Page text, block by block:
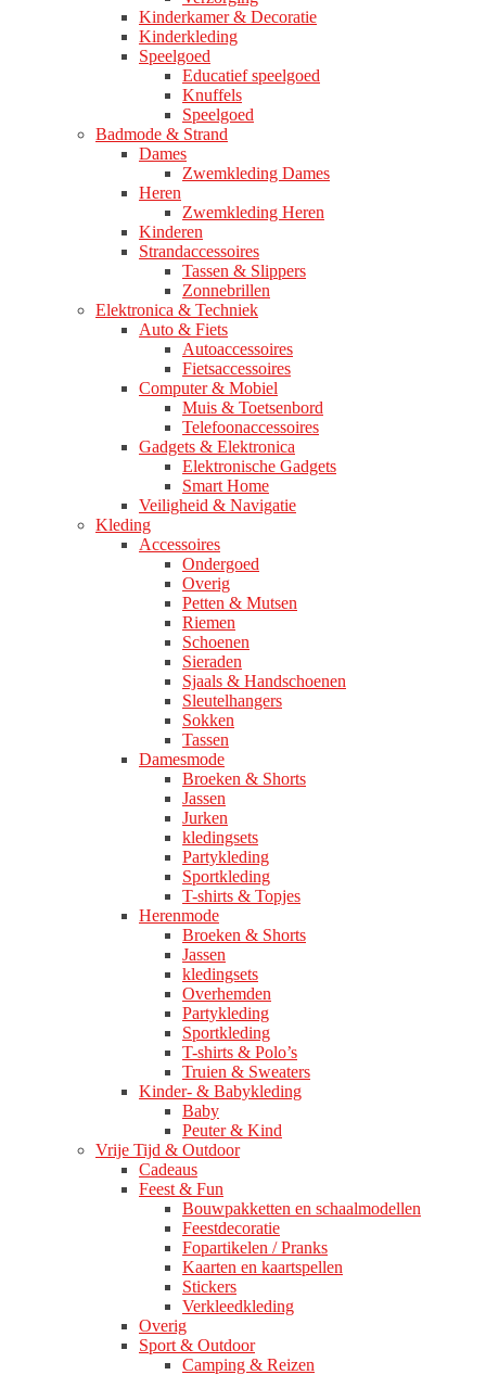
Kinderkamer & Decoratie
Kinderkleding
Speelgoed
Educatief speelgoed
Knuffels
Speelgoed
Badmode & Strand
Dames
Zwemkleding Dames
Heren
Zwemkleding Heren
Kinderen
Strandaccessoires
Tassen & Slippers
Zonnebrillen
Elektronica & Techniek
Auto & Fiets
Autoaccessoires
Fietsaccessoires
Computer & Mobiel
Muis & Toetsenbord
Telefoonaccessoires
Gadgets & Elektronica
Elektronische Gadgets
Smart Home
Veiligheid & Navigatie
Kleding
Accessoires
Ondergoed
Overig
Petten & Mutsen
Riemen
Schoenen
Sieraden
Sjaals & Handschoenen
Sleutelhangers
Sokken
Tassen
Damesmode
Broeken & Shorts
Jassen
Jurken
kledingsets
Partykleding
Sportkleding
T-shirts & Topjes
Herenmode
Broeken & Shorts
Jassen
kledingsets
Overhemden
Partykleding
Sportkleding
T-shirts & Polo’s
Truien & Sweaters
Kinder- & Babykleding
Baby
Peuter & Kind
Vrije Tijd & Outdoor
Cadeaus
Feest & Fun
Bouwpakketten en schaalmodellen
Feestdecoratie
Fopartikelen / Pranks
Kaarten en kaartspellen
Stickers
Verkleedkleding
Overig
Sport & Outdoor
Camping & Reizen